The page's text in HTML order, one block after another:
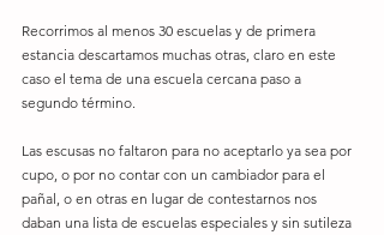
Recorrimos al menos 30 escuelas y de primera
estancia descartamos muchas otras, claro en este
caso el tema de una escuela cercana paso a
segundo término.
Las escusas no faltaron para no aceptarlo ya sea por
cupo, o por no contar con un cambiador para el
pañal, o en otras en lugar de contestarnos nos
daban una lista de escuelas especiales y sin sutileza